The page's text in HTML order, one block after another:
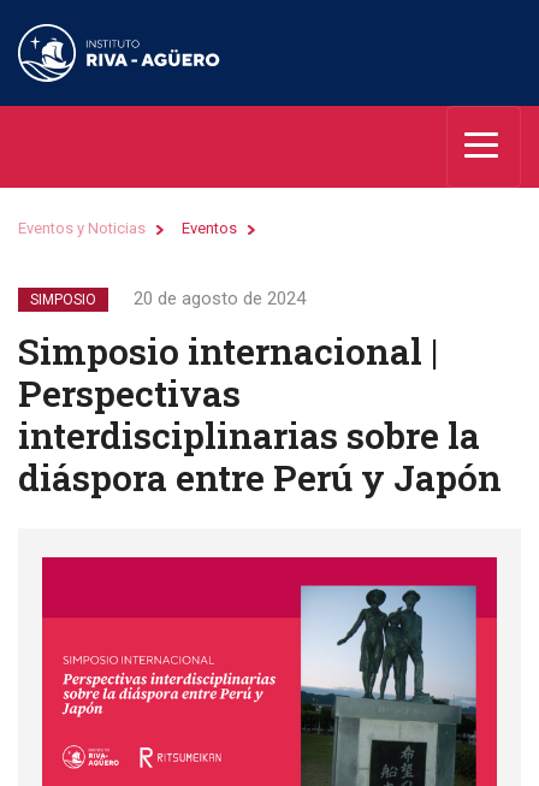
Eventos y Noticias Eventos
SIMPOSIO 20 de agosto de 2024
Simposio internacional |
Perspectivas
interdisciplinarias sobre la
diáspora entre Perú y Japón